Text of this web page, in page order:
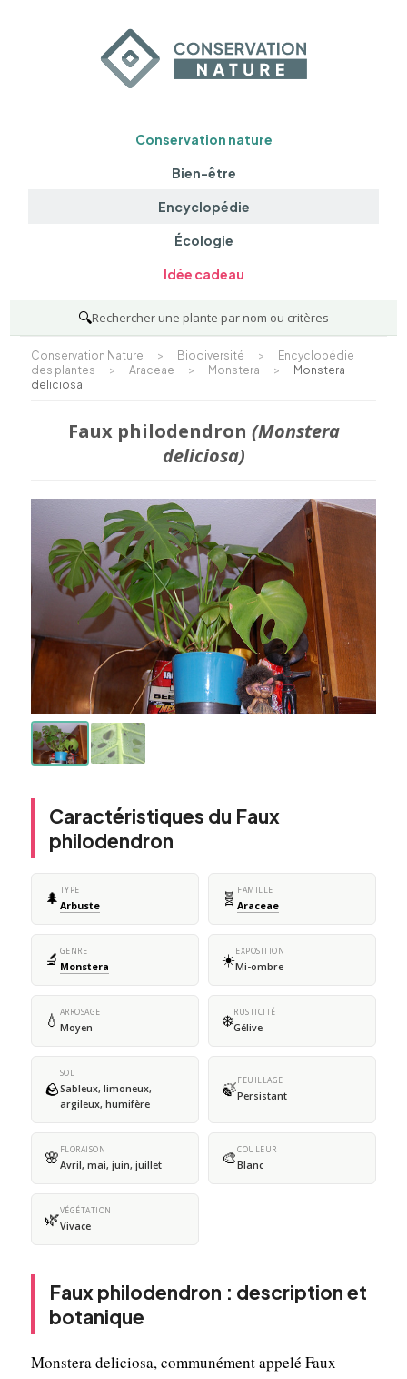
Conservation nature
Bien-être
Encyclopédie
Écologie
Idée cadeau
🔍Rechercher une plante par nom ou critères
Conservation Nature > Biodiversité >
Encyclopédie
des plantes
> Araceae > Monstera >
Monstera
deliciosa
Faux philodendron (Monstera
deliciosa)
Caractéristiques du Faux
philodendron
🌲 TYPE
Arbuste 🧬 FAMILLE
Araceae
🔬 GENRE
Monstera ☀️EXPOSITION
Mi-ombre
💧 ARROSAGE
Moyen ❄️RUSTICITÉ
Gélive
🪨
SOL
Sableux, limoneux,
argileux, humifère
🍃FEUILLAGE
Persistant
🌸 FLORAISON
Avril, mai, juin, juillet 🎨COULEUR
Blanc
🌿VÉGÉTATION
Vivace
Faux philodendron : description et
botanique
Monstera deliciosa, communément appelé Faux